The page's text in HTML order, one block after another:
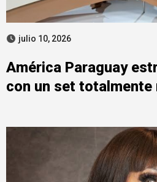
julio 10, 2026
América Paraguay
con un set totalmente